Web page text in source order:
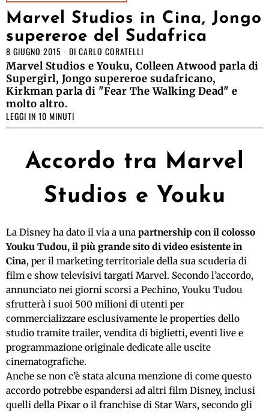
Marvel Studios in Cina, Jongo
supereroe del Sudafrica
8 GIUGNO 2015 DI CARLO CORATELLI
Marvel Studios e Youku, Colleen Atwood parla di
Supergirl, Jongo supereroe sudafricano,
Kirkman parla di "Fear The Walking Dead" e
molto altro.
LEGGI IN 10 MINUTI
Accordo tra Marvel
Studios e Youku
La Disney ha dato il via a una partnership con il colosso
Youku Tudou, il più grande sito di video esistente in
Cina, per il marketing territoriale della sua scuderia di
film e show televisivi targati Marvel. Secondo l’accordo,
annunciato nei giorni scorsi a Pechino, Youku Tudou
sfrutterà i suoi 500 milioni di utenti per
commercializzare esclusivamente le properties dello
studio tramite trailer, vendita di biglietti, eventi live e
programmazione originale dedicate alle uscite
cinematografiche.
Anche se non c’è stata alcuna menzione di come questo
accordo potrebbe espandersi ad altri film Disney, inclusi
quelli della Pixar o il franchise di Star Wars, secondo gli